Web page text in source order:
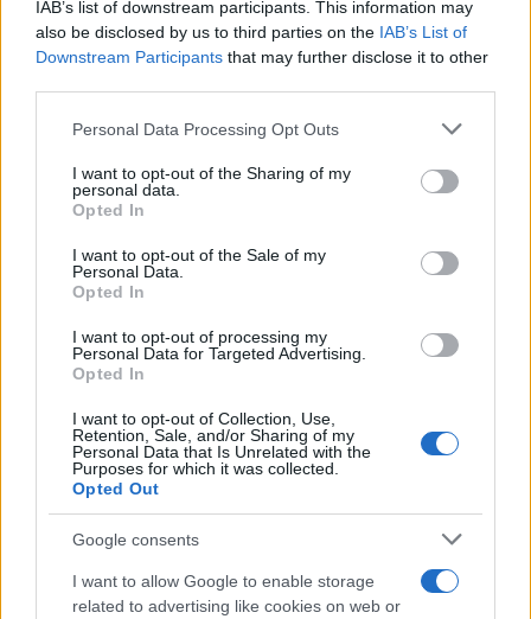
IAB’s list of downstream participants. This information may
also be disclosed by us to third parties on the IAB’s List of
Downstream Participants that may further disclose it to other
Please note that this website/app uses one or more Google
not limited to your visit or usage behaviour. You may click to
grant or deny consent to Google and its third-party tags to
use your data for below specified purposes in below Google
consent section.
Personal Data Processing Opt Outs
I want to opt-out of the Sharing of my
personal data.
Opted In
I want to opt-out of the Sale of my
Personal Data.
Opted In
I want to opt-out of processing my
Personal Data for Targeted Advertising.
Opted In
I want to opt-out of Collection, Use,
Retention, Sale, and/or Sharing of my
Personal Data that Is Unrelated with the
Purposes for which it was collected.
Opted Out
Google consents
I want to allow Google to enable storage
related to advertising like cookies on web or
στη συνέχεια θα προτείνει το αντίστοιχοtag.
κάνει ο χρήστης είναι να επιλέξει το "
Save Tags
επικύρωση.